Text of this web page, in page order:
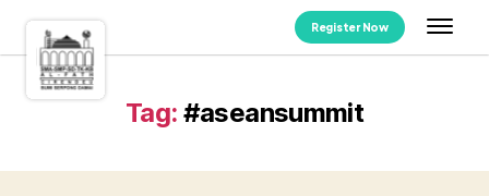
Register Now
Tag: #aseansummit